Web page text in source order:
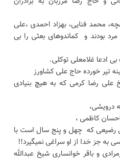
محمد فنایی، بهزاد احمدی ،علی
بودند و کماندوهای بعثی را بی
ادعا غلامعلی توکلی.
خورده حاج علی کشاورز
علی رضا کرمی که به هیچ بنیادی
درویشی،
کاظمی ،
رضیعی که چهل و پنج سال است با
جز خدا از او سراغی نمیگیرد!!
و باقر خوانساری شیخ عبدالله